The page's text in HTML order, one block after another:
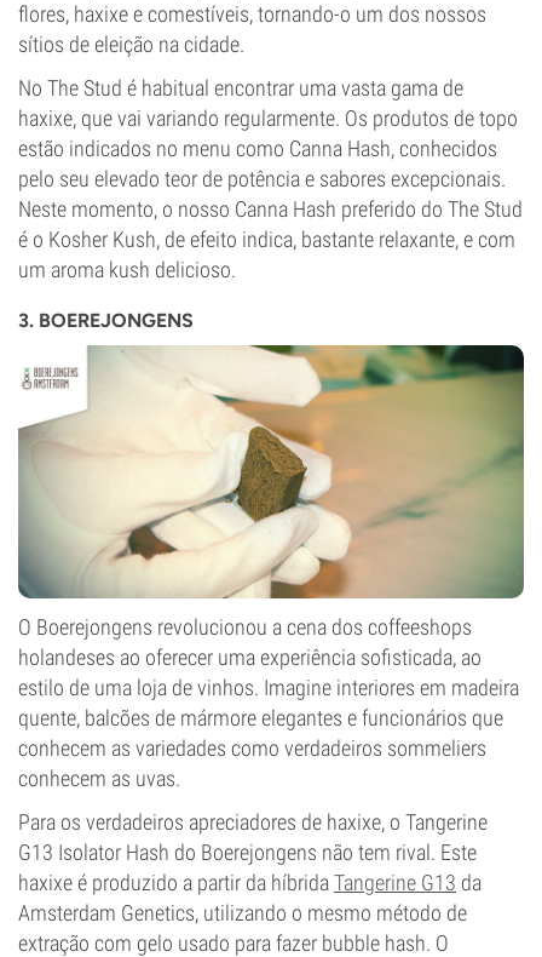
flores, haxixe e comestíveis, tornando-o um dos nossos
sítios de eleição na cidade.
No The Stud é habitual encontrar uma vasta gama de
haxixe, que vai variando regularmente. Os produtos de topo
estão indicados no menu como Canna Hash, conhecidos
pelo seu elevado teor de potência e sabores excepcionais.
Neste momento, o nosso Canna Hash preferido do The Stud
é o Kosher Kush, de efeito indica, bastante relaxante, e com
um aroma kush delicioso.
3. BOEREJONGENS
O Boerejongens revolucionou a cena dos coffeeshops
holandeses ao oferecer uma experiência sofisticada, ao
estilo de uma loja de vinhos. Imagine interiores em madeira
quente, balcões de mármore elegantes e funcionários que
conhecem as variedades como verdadeiros sommeliers
conhecem as uvas.
Para os verdadeiros apreciadores de haxixe, o Tangerine
G13 Isolator Hash do Boerejongens não tem rival. Este
haxixe é produzido a partir da híbridaTangerine G13 da
Amsterdam Genetics, utilizando o mesmo método de
extração com gelo usado para fazer bubble hash. O